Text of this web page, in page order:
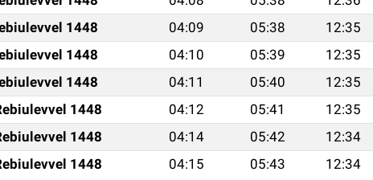
1448 04:09 05:38 12:35
1448 04:10 05:39 12:35
1448 04:11 05:40 12:35
1448 04:12 05:41 12:35
1448 04:14 05:42 12:34
1448 04:15 05:43 12:34